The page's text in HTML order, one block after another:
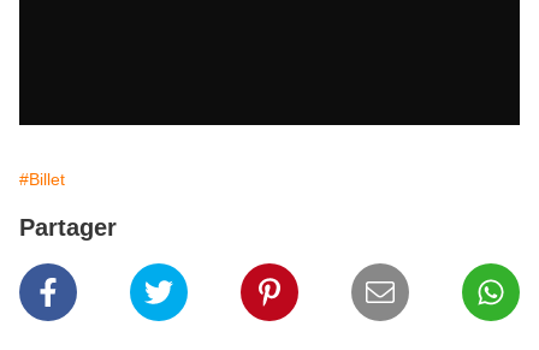
#Billet
Partager